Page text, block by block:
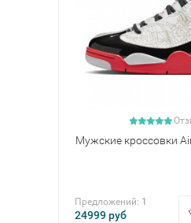
Мужские кроссовки
Предложений: 1
24999руб